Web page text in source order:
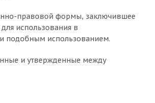
правовой формы, заключившее
использования в
подобным использованием.
и утвержденные между